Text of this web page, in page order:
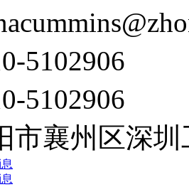
5102906
5102906
市襄州区深